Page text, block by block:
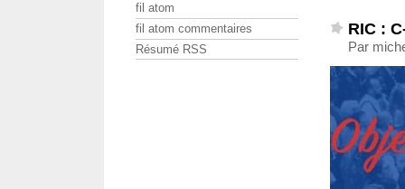
RIC :
Par
fil atom
fil atom commentaires
Résumé RSS